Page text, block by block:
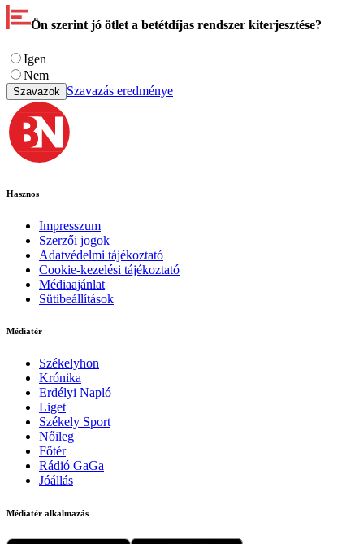
Ön szerint jó ötlet a betétdíjas rendszer kiterjesztése?
Igen
Nem
Szavazok Szavazás eredménye
Hasznos
Impresszum
Szerzői jogok
Adatvédelmi tájékoztató
Cookie-kezelési tájékoztató
Médiaajánlat
Sütibeállítások
Médiatér
Székelyhon
Krónika
Erdélyi Napló
Liget
Székely Sport
Nőileg
Főtér
Rádió GaGa
Jóállás
Médiatér alkalmazás